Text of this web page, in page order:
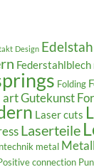
Design
Federstahlblech
Folding
artGutekunst
Laser cuts
Laserteile
metal
connection